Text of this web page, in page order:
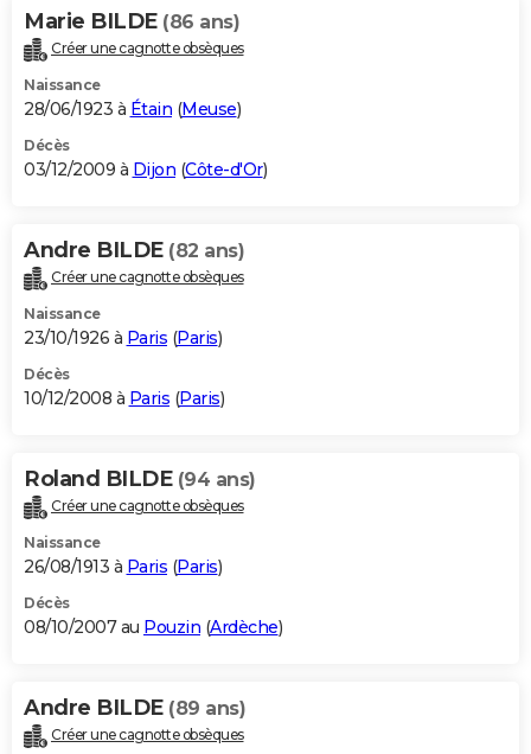
Marie BILDE (86 ans)
Créer une cagnotte obsèques
Naissance
28/06/1923 à Étain (Meuse)
Décès
03/12/2009 à Dijon (Côte-d'Or)
Andre BILDE (82 ans)
Créer une cagnotte obsèques
Naissance
23/10/1926 à Paris (Paris)
Décès
10/12/2008 à Paris (Paris)
Roland BILDE (94 ans)
Créer une cagnotte obsèques
Naissance
26/08/1913 à Paris (Paris)
Décès
08/10/2007 au Pouzin (Ardèche)
Andre BILDE (89 ans)
Créer une cagnotte obsèques